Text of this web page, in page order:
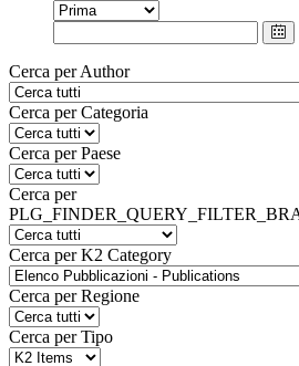
Cerca per Author
Cerca per Categoria
Cerca per Paese
Cerca per
Cerca per K2 Category
Cerca per Regione
Cerca per Tipo